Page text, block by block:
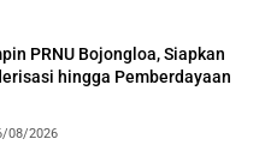
PRNU Bojongloa, Siapkan
hingga Pemberdayaan
08/2026